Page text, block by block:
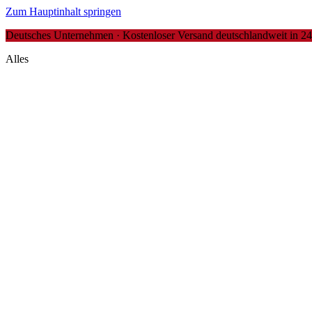
Zum Hauptinhalt springen
Deutsches Unternehmen · Kostenloser Versand deutschlandweit in
Alles